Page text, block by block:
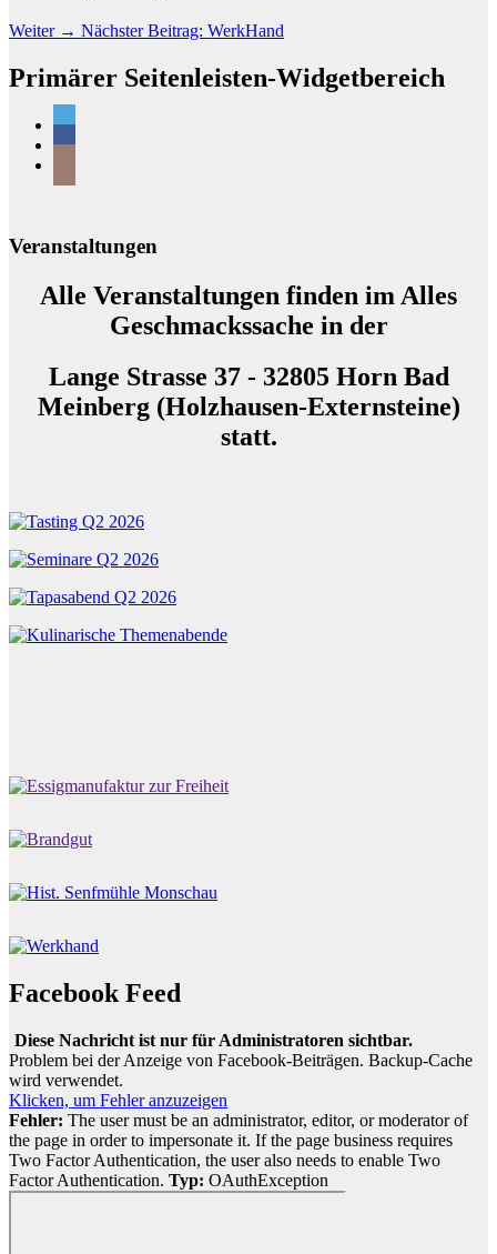
Weiter → Nächster Beitrag: WerkHand
Primärer Seitenleisten-Widgetbereich
Veranstaltungen
Alle Veranstaltungen finden im Alles
Geschmackssache in der
Lange Strasse 37 - 32805 Horn Bad
Meinberg (Holzhausen-Externsteine)
statt.
Facebook Feed
Diese Nachricht ist nur für Administratoren sichtbar.
Problem bei der Anzeige von Facebook-Beiträgen. Backup-Cache
wird verwendet.
Klicken, um Fehler anzuzeigen
Fehler: The user must be an administrator, editor, or moderator of
the page in order to impersonate it. If the page business requires
Two Factor Authentication, the user also needs to enable Two
Factor Authentication. Typ: OAuthException